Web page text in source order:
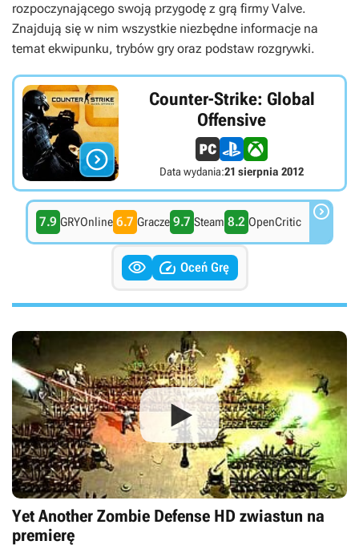
rozpoczynającego swoją przygodę z grą firmy Valve.
Znajdują się w nim wszystkie niezbędne informacje na
temat ekwipunku, trybów gry oraz podstaw rozgrywki.

Counter-Strike: Global
Offensive
Data wydania:21 sierpnia 2012
7.9 GRYOnline 6.7 Gracze 9.7 Steam 8.2 OpenCritic 
  Oceń Grę
Yet Another Zombie Defense HD zwiastun na
premierę